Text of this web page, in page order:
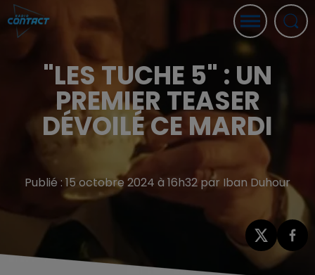
"LES TUCHE 5" : UN
PREMIER TEASER
DÉVOILÉ CE MARDI
Publié : 15 octobre 2024 à 16h32 par Iban Duhour